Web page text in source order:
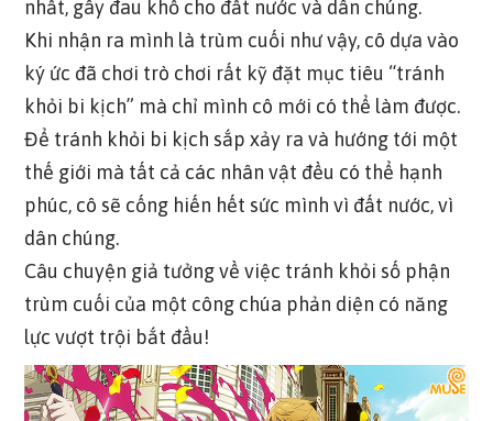
nhất, gây đau khổ cho đất nước và dân chúng.
Khi nhận ra mình là trùm cuối như vậy, cô dựa vào
ký ức đã chơi trò chơi rất kỹ đặt mục tiêu “tránh
khỏi bi kịch” mà chỉ mình cô mới có thể làm được.
Để tránh khỏi bi kịch sắp xảy ra và hướng tới một
thế giới mà tất cả các nhân vật đều có thể hạnh
phúc, cô sẽ cống hiến hết sức mình vì đất nước, vì
dân chúng.
Câu chuyện giả tưởng về việc tránh khỏi số phận
trùm cuối của một công chúa phản diện có năng
lực vượt trội bắt đầu!